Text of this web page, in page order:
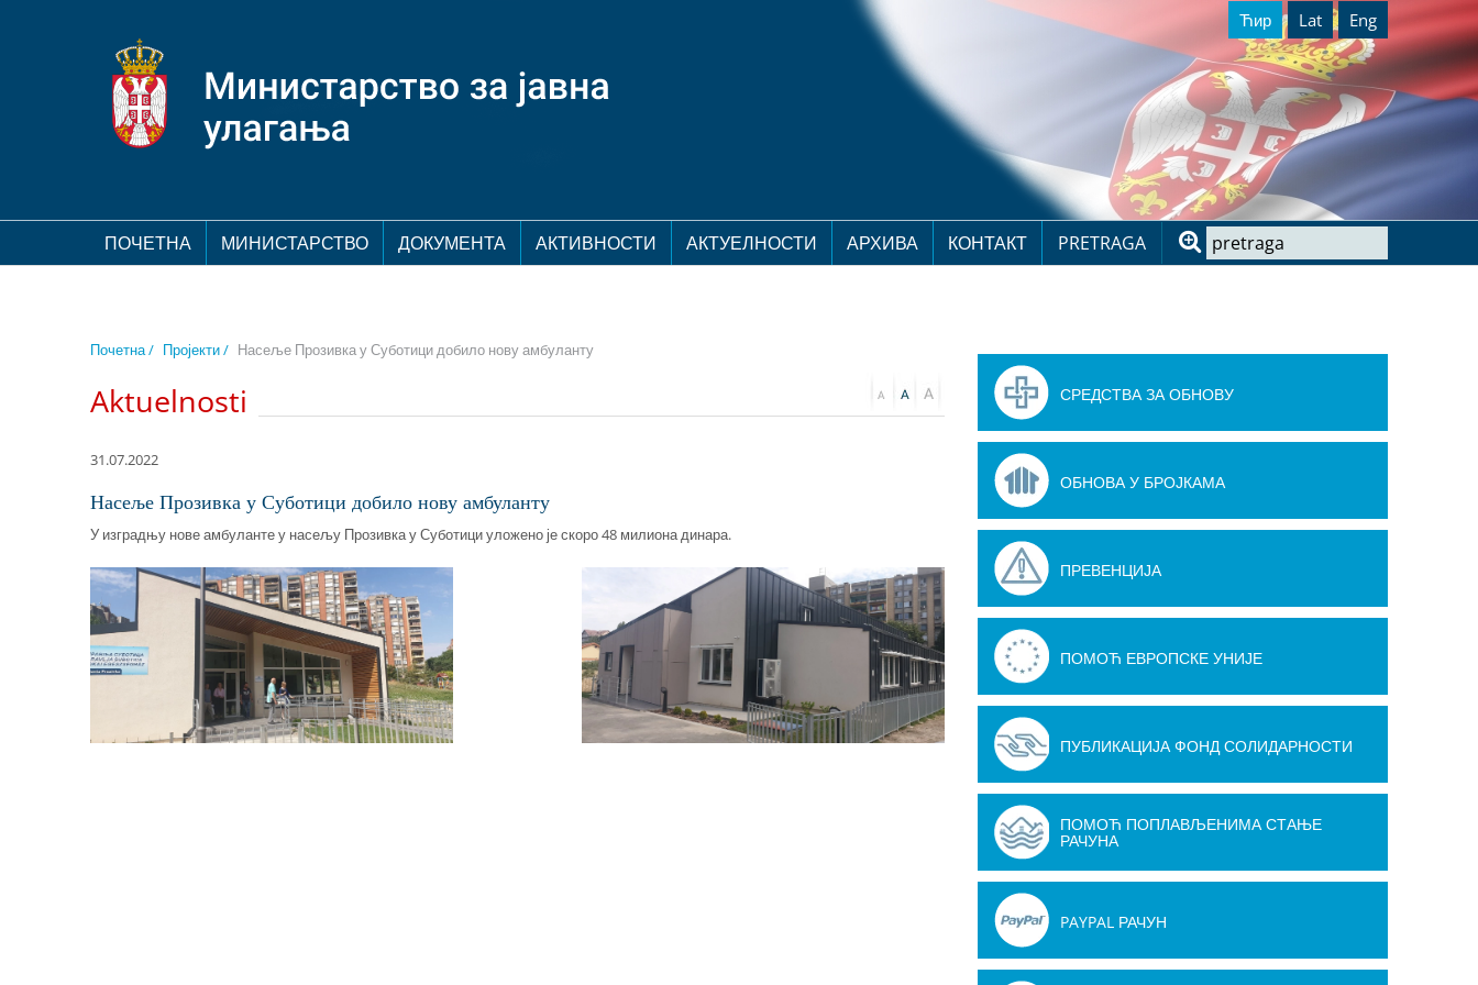
Ћир Lat Eng
ПОЧЕТНА МИНИСТАРСТВО ДОКУМЕНТА АКТИВНОСТИ АКТУЕЛНОСТИ АРХИВА КОНТАКТ PRETRAGA
Почетна / Пројекти / Насеље Прозивка у Суботици добило нову амбуланту
Aktuelnosti
31.07.2022
Насеље Прозивка у Суботици добило нову амбуланту
У изградњу нове амбуланте у насељу Прозивка у Суботици уложено је скоро 48 милиона динара.
СРЕДСТВА ЗА ОБНОВУ
ОБНОВА У БРОЈКАМА
ПРЕВЕНЦИЈА
ПОМОЋ ЕВРОПСКЕ УНИЈЕ
ПУБЛИКАЦИЈА ФОНД СОЛИДАРНОСТИ
ПОМОЋ ПОПЛАВЉЕНИМА СТАЊЕ
РАЧУНА
PAYPAL РАЧУН